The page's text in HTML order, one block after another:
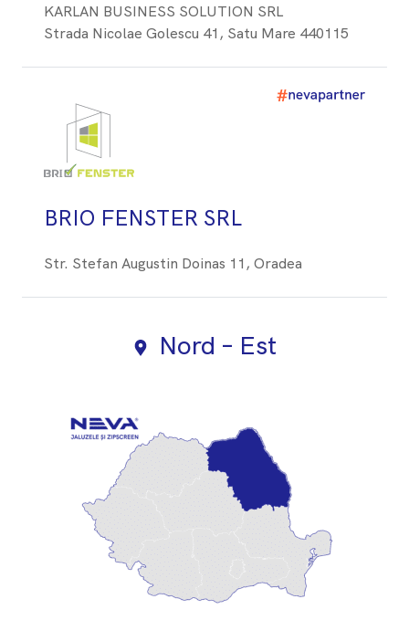
KARLAN BUSINESS SOLUTION SRL
Strada Nicolae Golescu 41, Satu Mare 440115
BRIO FENSTER SRL
Str. Stefan Augustin Doinas 11, Oradea
Nord – Est